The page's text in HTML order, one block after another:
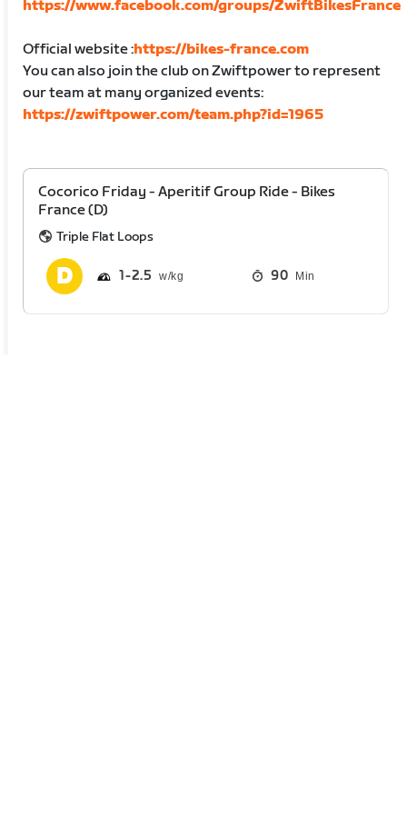
https://www.facebook.com/groups/ZwiftBikesFrance
Official website :https://bikes-france.com
You can also join the club on Zwiftpower to represent
our team at many organized events:
https://zwiftpower.com/team.php?id=1965
Cocorico Friday - Aperitif Group Ride - Bikes
France (D)
Triple Flat Loops
1 2.5 90 Min